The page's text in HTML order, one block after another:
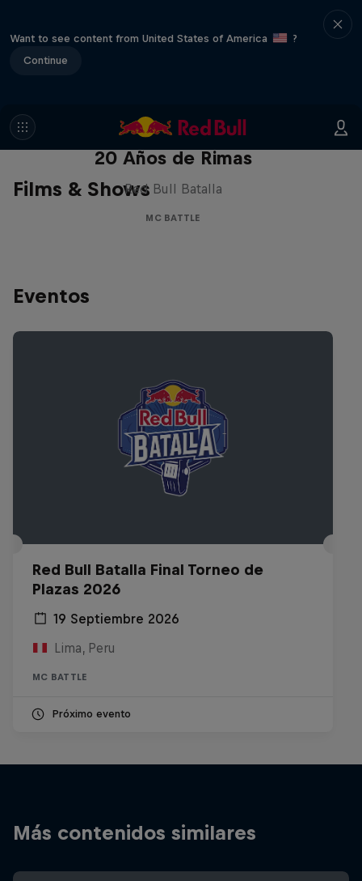
Want to see content from United States of America
?
Continue
Films & Shows
Red Bull Batalla Nueva Historia:
20 Años de Rimas
Red Bull Batalla
MC BATTLE
Eventos
Red Bull Batalla Final Torneo de
Plazas 2026
19 Septiembre 2026
Lima, Peru
MC BATTLE
Próximo evento
Más contenidos similares